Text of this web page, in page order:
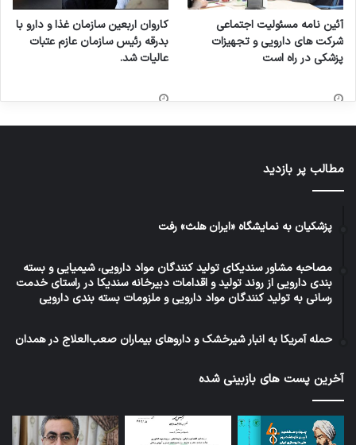
آئین نامه مسئولیت اجتماعی
شرکت های دارویی و تجهیزات
پزشکی در راه است
کاروان اربعین سازمان غذا و دارو با
بدرقه رئیس سازمان عازم عتبات
عالیات شد.
مطالب پر بازدید
پزشکیان به نمایشگاه «ایران هلث» رفت
مصاحبه مشاور سندیکای تولید کنندگان مواد دارویی، شیمیایی و بسته
بندی دارویی از روند تولید و اقدامات دبیرخانه سندیکا در راستای خدمت
رسانی به تولید کنندگان مواد دارویی و ملزومات بسته بندی دارویی
حمله آمریکا به انبار شیرخشک و داروهای بیماران صعب‌العلاج در همدان
آخرین پست های بازبینی شده